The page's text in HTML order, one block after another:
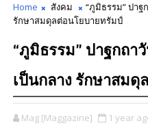
Home สังคม
“ภูมิธรรม” ปาฐ
รักษาสมดุลต่อนโยบายทรัมป์
“ภูมิธรรม” ปาฐกถา
เป็นกลาง รักษาสม
Mag [Maggazine] 1 year